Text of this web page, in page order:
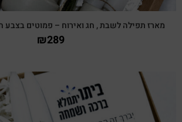
מארז תפילה לשבת , חג ואירוח – פמוטים בצבע
₪289